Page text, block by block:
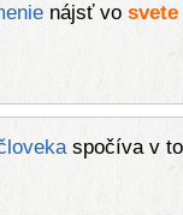
nájsť vo svete
spočíva v